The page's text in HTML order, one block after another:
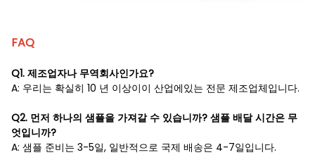
FAQ
Q1. 제조업자나 무역회사인가요?
A: 우리는 확실히 10 년 이상이이 산업에있는 전문 제조업체입니다.
Q2. 먼저 하나의 샘플을 가져갈 수 있습니까? 샘플 배달 시간은 무
엇입니까?
A: 샘플 준비는 3-5일, 일반적으로 국제 배송은 4-7일입니다.